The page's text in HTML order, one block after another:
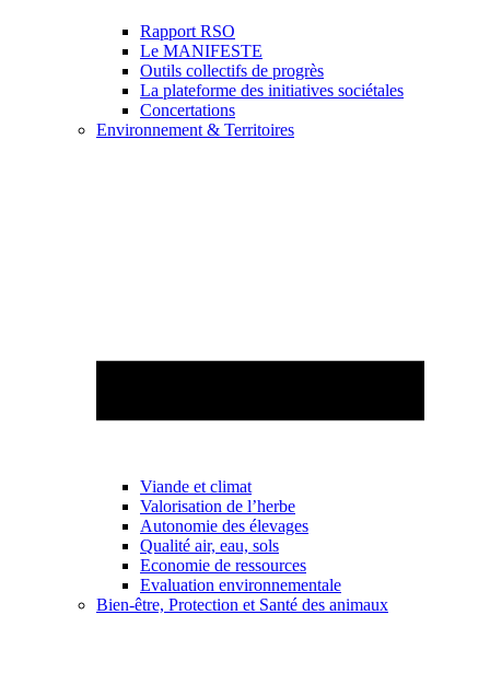
Rapport RSO
Le MANIFESTE
Outils collectifs de progrès
La plateforme des initiatives sociétales
Concertations
Environnement & Territoires
Viande et climat
Valorisation de l’herbe
Autonomie des élevages
Qualité air, eau, sols
Economie de ressources
Evaluation environnementale
Bien-être, Protection et Santé des animaux